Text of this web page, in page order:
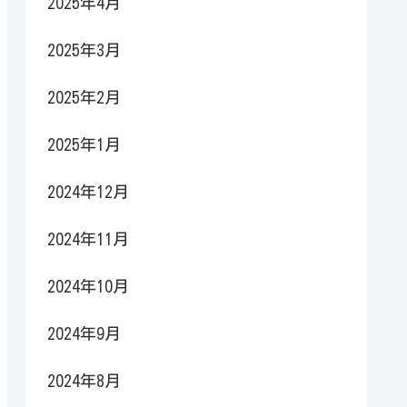
2025年3月
2025年2月
2025年1月
2024年12月
2024年11月
2024年10月
2024年9月
2024年8月